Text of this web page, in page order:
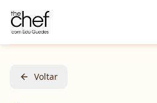
Voltar